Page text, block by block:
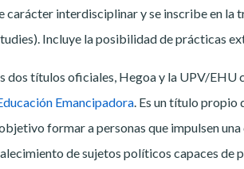
carácter interdisciplinar y se inscribe en la
Incluye la posibilidad de prácticas
dos títulos oficiales, Hegoa y la UPV/EHU
Emancipadora . Es un título
formar a personas que impulsen
de sujetos políticos capaces de